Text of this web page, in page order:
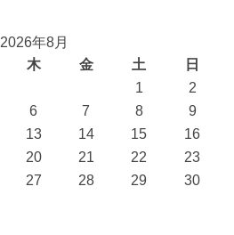
2026年8月
木 金 土
日
1
2
6 7 8
9
13 14 15
16
20 21 22
23
27 28 29
30